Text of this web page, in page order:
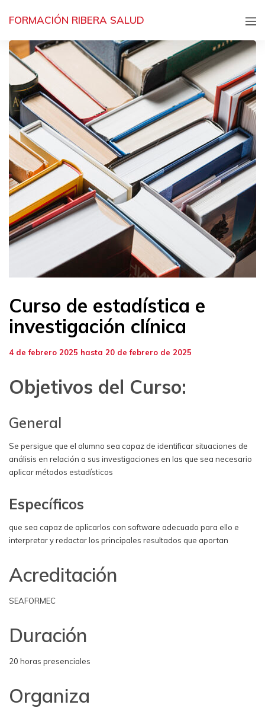
FORMACIÓN RIBERA SALUD
Curso de estadística e
investigación clínica
4 de febrero 2025 hasta 20 de febrero de 2025
Objetivos del Curso:
General
Se persigue que el alumno sea capaz de identificar situaciones de
análisis en relación a sus investigaciones en las que sea necesario
aplicar métodos estadísticos
Específicos
que sea capaz de aplicarlos con software adecuado para ello e
interpretar y redactar los principales resultados que aportan
Acreditación
SEAFORMEC
Duración
20 horas presenciales
Organiza